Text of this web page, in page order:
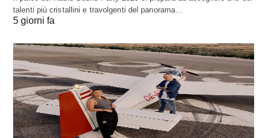
talenti più cristallini e travolgenti del panorama…
5 giorni fa